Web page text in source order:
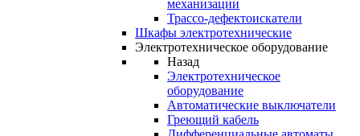
механизации
Трассо-дефектоискатели
Шкафы электротехнические
Электротехническое оборудование
Назад
Электротехническое
оборудование
Автоматические выключатели
Греющий кабель